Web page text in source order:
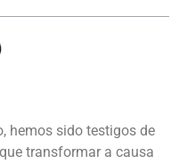
hemos sido testigos de
transformar a causa